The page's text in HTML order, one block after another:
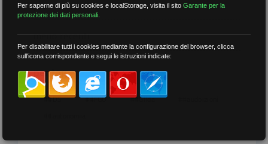
più recenti
meno recenti
per tag
##DS ##FGU ##Gilda
Per saperne di più su cookies e localStorage, visita il sitoGarante per la
protezione dei dati personali
Per disabilitare tutti i cookies mediante la configurazione del browser, clicca
sull'icona corrispondente e segui le istruzioni indicate: